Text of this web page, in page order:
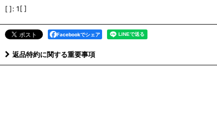
[ ]: 1[ ]
Facebookでシェア
返品特約に関する重要事項